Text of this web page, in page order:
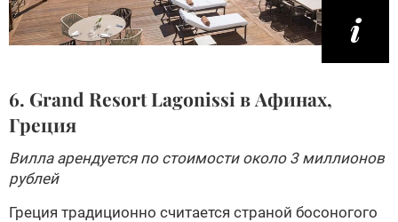
6. Grand Resort Lagonissi в Афинах,
Греция
Вилла арендуется по стоимости около 3 миллионов
рублей
Греция традиционно считается страной босоногого